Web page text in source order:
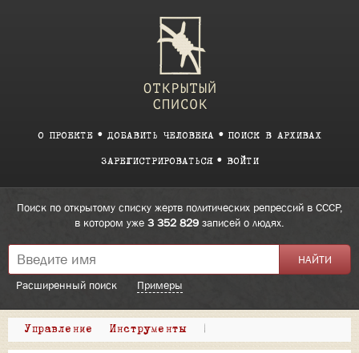
О ПРОЕКТЕ ДОБАВИТЬ ЧЕЛОВЕКА ПОИСК В АРХИВАХ
ЗАРЕГИСТРИРОВАТЬСЯ ВОЙТИ
Поиск по открытому списку жертв политических репрессий в СССР,
в котором уже 3 352 829 записей о людях.
Расширенный поиск Примеры
Управление Инструменты |